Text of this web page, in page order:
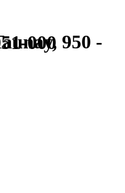
84051-000